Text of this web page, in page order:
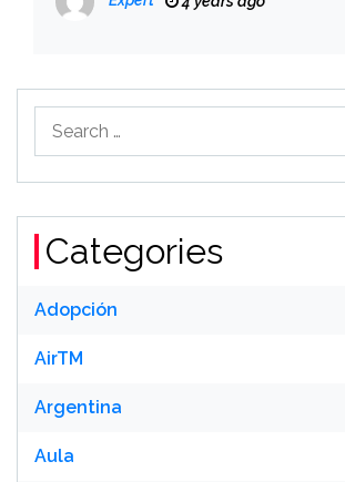
for:
Categories
Adopción
AirTM
Argentina
Aula